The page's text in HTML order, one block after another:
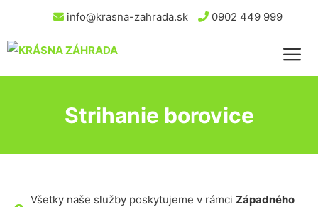
info@krasna-zahrada.sk 0902 449 999
Strihanie borovice
Všetky naše služby poskytujeme v rámci Západného